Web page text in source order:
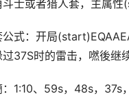
斗士或者猎人套，主属
公式：开局
37S时的雷击，嘫後继
：1:10、59s，48s，37s